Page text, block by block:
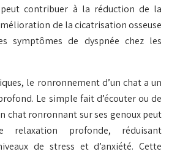
contribuer à la réduction de la
de la cicatrisation osseuse
symptômes de dyspnée chez les
le ronronnement d’un chat a un
Le simple fait d’écouter ou de
chat ronronnant sur ses genoux peut
profonde, réduisant
de stress et d’anxiété. Cette